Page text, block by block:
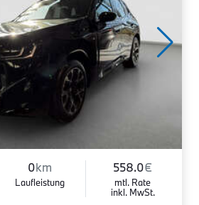
0km
Laufleistung
558.0€
mtl. Rate
inkl. MwSt.